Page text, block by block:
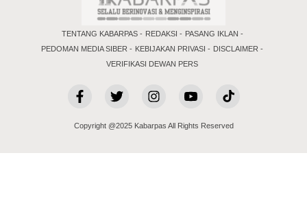
TENTANG KABARPAS REDAKSI
PASANG IKLAN
PEDOMAN MEDIA SIBER
KEBIJAKAN PRIVASI
DISCLAIMER
VERIFIKASI DEWAN PERS
Copyright @2025 Kabarpas All Rights Reserved